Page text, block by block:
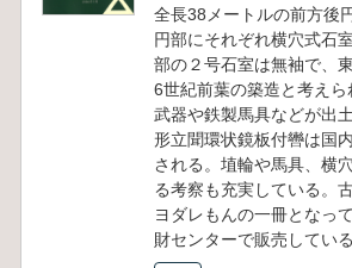
全長38メートルの前方後
円部にそれぞれ横穴式石
部の２号石室は無袖で、
6世紀前葉の築造と考え
武器や鉄製馬具などが出
形立聞環状鏡板付轡は国
される。埴輪や馬具、横
る考察も充実している。
ヨダレもんの一冊となっ
財センターで販売している